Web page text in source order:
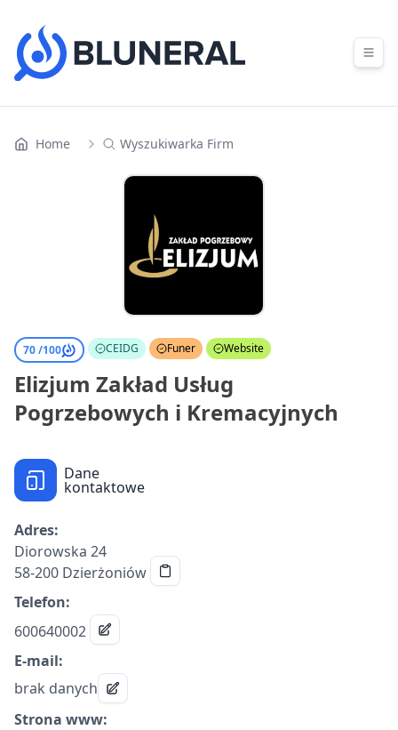
Home Wyszukiwarka Firm
70 /100 CEIDG Funer Website
Elizjum Zakład Usług
Pogrzebowych i Kremacyjnych
Dane
kontaktowe
Adres:
Diorowska 24
58-200 Dzierżoniów
Telefon:
600640002
E-mail:
brak danych
Strona www: